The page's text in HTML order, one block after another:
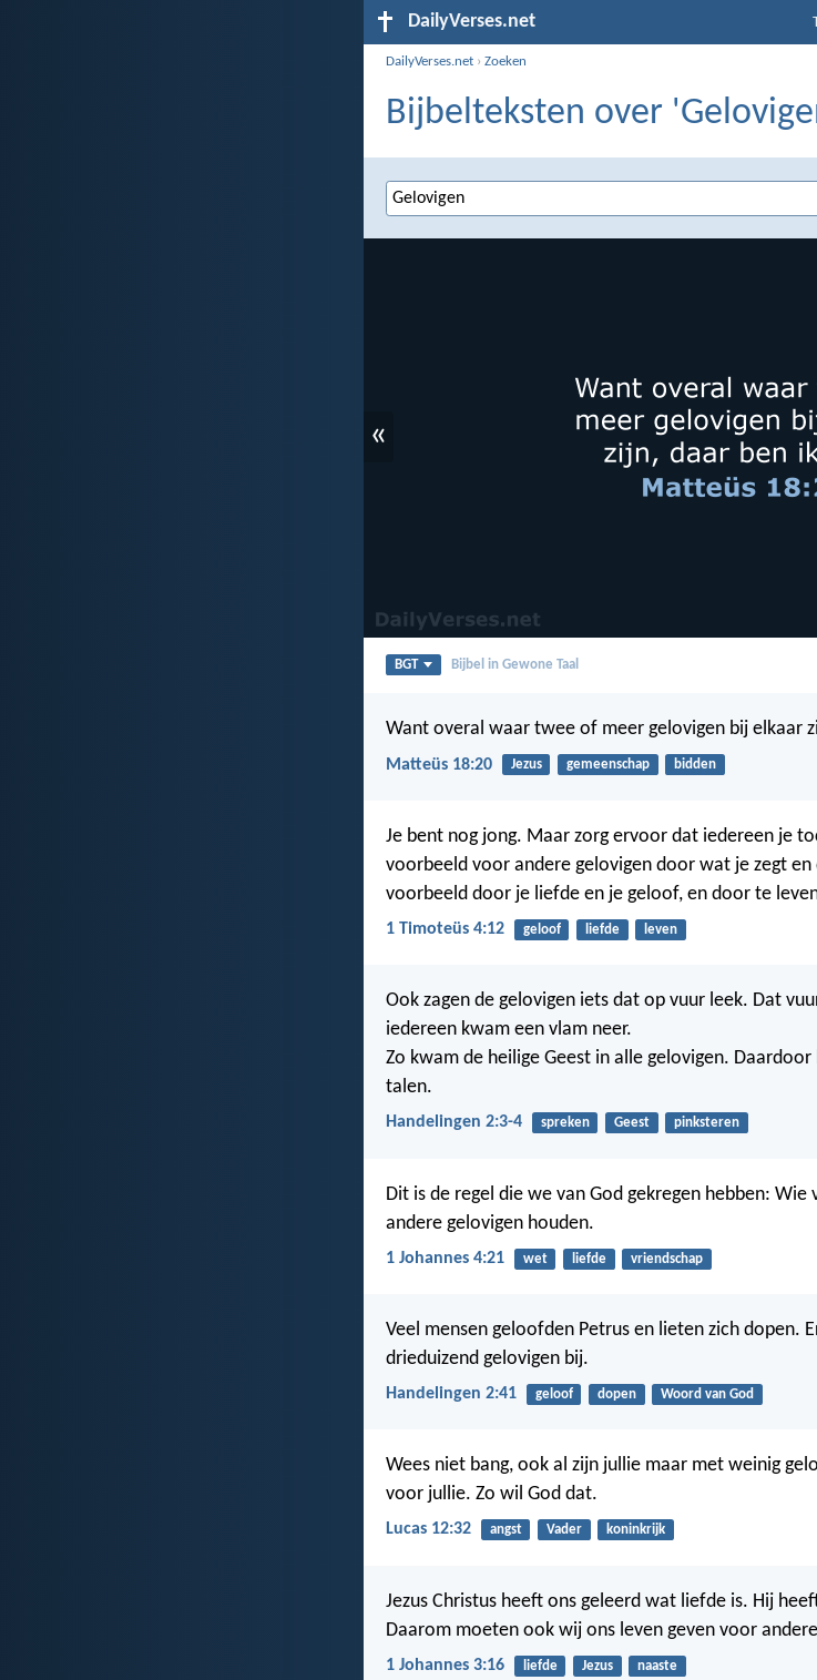
DailyVerses.net
DailyVerses.net ›Zoeken
Bijbelteksten over
«
BGT Bijbel in Gewone Taal
Want overal waar twee of meer gelovigen bij elkaar
Matteüs 18:20 Jezus gemeenschap bidden
Je bent nog jong. Maar zorg ervoor dat iedereen je
voorbeeld voor andere gelovigen door wat je zegt
voorbeeld door je liefde en je geloof, en door te
1 Timoteüs 4:12 geloof liefde leven
Ook zagen de gelovigen iets dat op vuur leek. Dat
iedereen kwam een vlam neer.
Zo kwam de heilige Geest in alle gelovigen.
talen.
Handelingen 2:3-4 spreken Geest pinksteren
Dit is de regel die we van God gekregen hebben:
andere gelovigen houden.
1 Johannes 4:21 wet liefde vriendschap
Veel mensen geloofden Petrus en lieten zich dopen.
drieduizend gelovigen bij.
Handelingen 2:41 geloof dopen Woord van God
Wees niet bang, ook al zijn jullie maar met weinig
voor jullie. Zo wil God dat.
Lucas 12:32 angst Vader koninkrijk
Jezus Christus heeft ons geleerd wat liefde is. Hij
Daarom moeten ook wij ons leven geven voor
1 Johannes 3:16 liefde Jezus naaste